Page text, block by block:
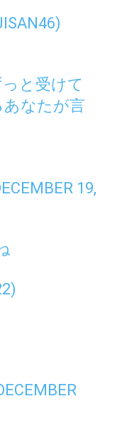
と受けて
なたが言
19,